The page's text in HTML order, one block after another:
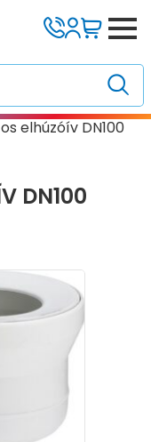
elhúzóív DN100
DN100